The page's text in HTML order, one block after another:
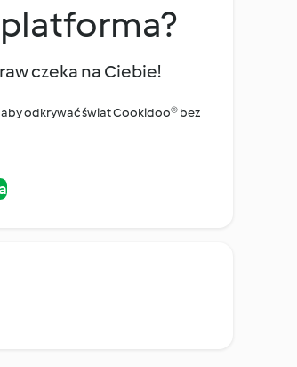
czeka na Ciebie!
odkrywać świat Cookidoo® bez